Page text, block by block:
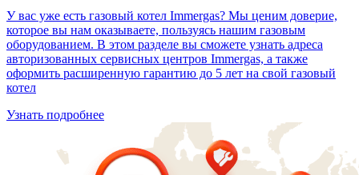
У вас уже есть газовый котел Immergas? Мы ценим доверие,
которое вы нам оказываете, пользуясь нашим газовым
оборудованием. В этом разделе вы сможете узнать адреса
авторизованных сервисных центров Immergas, а также
оформить расширенную гарантию до 5 лет на свой газовый
котел
Узнать подробнее